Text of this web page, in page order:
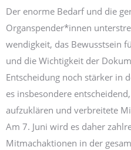
Der enorme Bedarf und die
Organspender*innen
wendigkeit, das Bewusstsein
und die Wichtigkeit der
Entscheidung noch stärker in
es insbesondere
aufzuklären und verbreitete
Am 7. Juni wird es daher
Mit­machaktionen in der